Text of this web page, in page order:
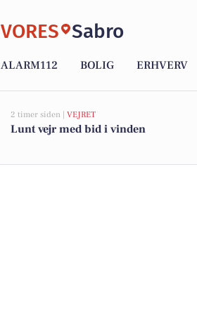
VORES Sabro
ALARM112 BOLIG ERHVERV
2 timer siden | VEJRET
Lunt vejr med bid i vinden